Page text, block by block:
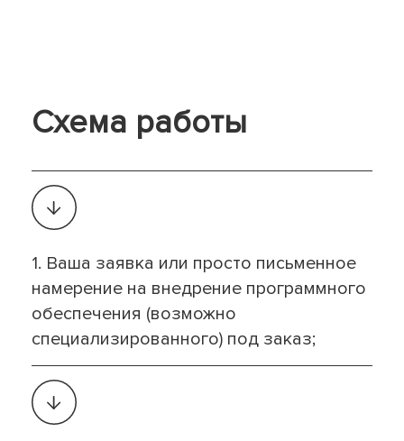
Схема работы
1. Ваша заявка или просто письменное
намерение на внедрение программного
обеспечения (возможно
специализированного) под заказ;